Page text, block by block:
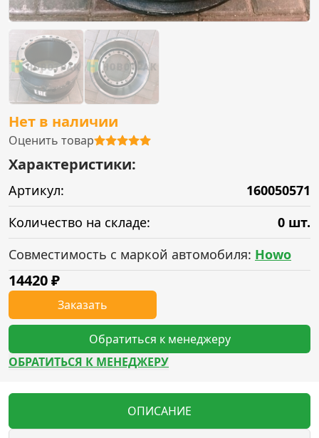
Нет в наличии
Оценить товар
Характеристики:
Артикул:
160050571
Количество на складе:
0 шт.
Совместимость с маркой автомобиля: Howo
14420₽
Заказать
Обратиться к менеджеру
ОБРАТИТЬСЯ К МЕНЕДЖЕРУ
ОПИСАНИЕ